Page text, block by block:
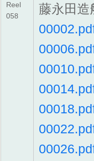
Reel
058
藤永田